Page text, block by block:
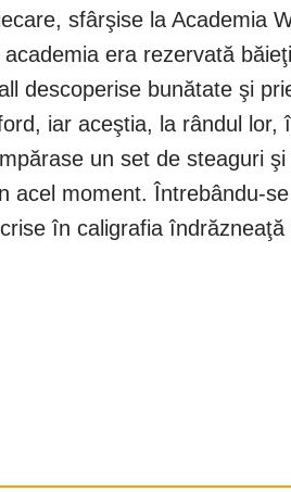
sfârşise la Academia
era rezervată
descoperise bunătate şi
iar aceştia, la rândul lor,
un set de steaguri
moment. Întrebându-
în caligrafia îndrăzneaţă